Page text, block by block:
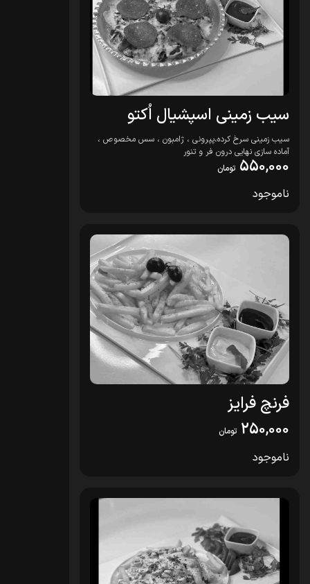
سیب زمینی اسپشیال اُکتو
سیب زمینی سرخ کرده،پپرونی ، ژامبون ، سس مخصوص ،
آماده سازی نهایی درون فر و تنور
550,000 تومان
ناموجود
فرنچ فرایز
250,000 تومان
ناموجود